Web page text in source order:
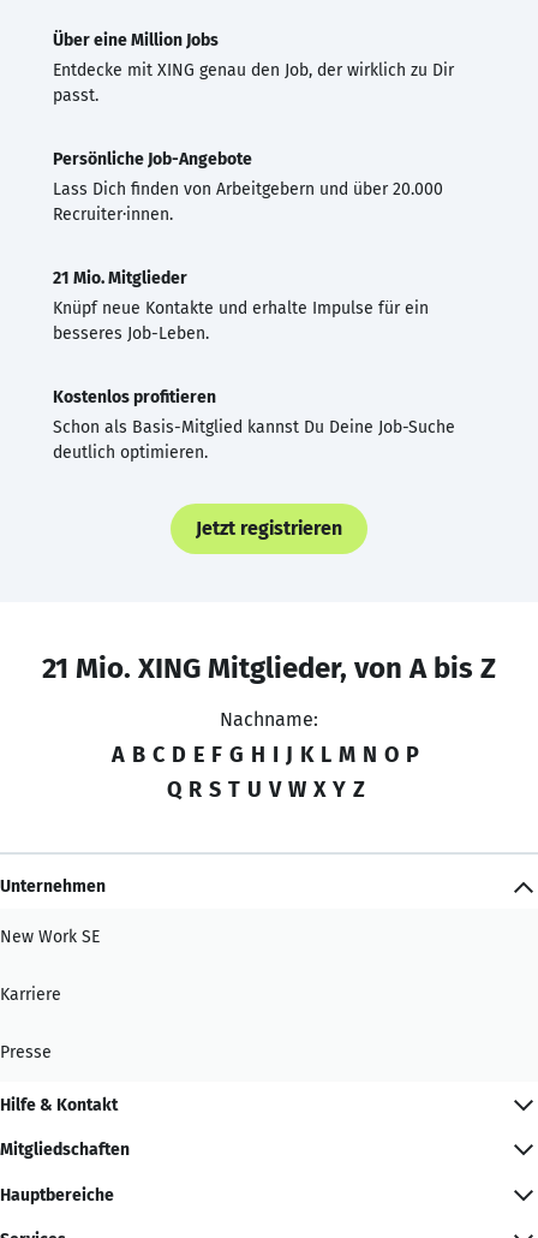
Über eine Million Jobs
Entdecke mit XING genau den Job, der wirklich zu Dir
passt.
Persönliche Job-Angebote
Lass Dich finden von Arbeitgebern und über 20.000
Recruiter·innen.
21 Mio. Mitglieder
Knüpf neue Kontakte und erhalte Impulse für ein
besseres Job-Leben.
Kostenlos profitieren
Schon als Basis-Mitglied kannst Du Deine Job-Suche
deutlich optimieren.
Jetzt registrieren
21 Mio. XING Mitglieder, von A bis Z
Nachname:
A B C D E F G H I J K L M N O P
Q R S T U V W X Y Z
Unternehmen
New Work SE
Karriere
Presse
Hilfe & Kontakt
Mitgliedschaften
Hauptbereiche